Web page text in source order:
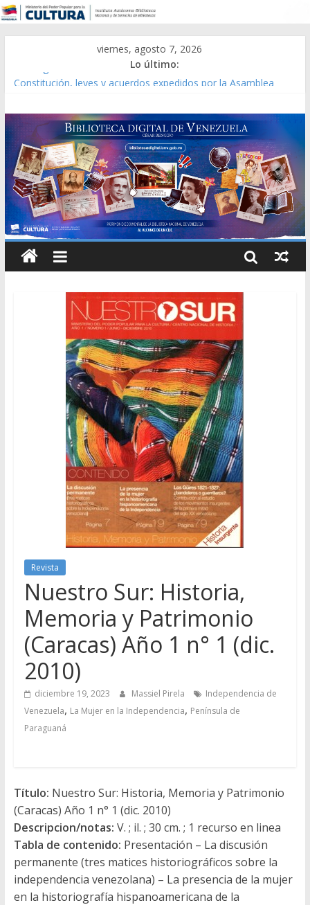
viernes, agosto 7, 2026
Lo último:
Catálogo temático de obras de Modesta Bor
Una Parálisis [material gráfico]
Modesta Bor Sánchez [material gráfico]
Gaceta Oficial de la República de Venezuela año CXXXIII Mes V,
Caracas 09 de marzo de 2006 N° 38.394
Revista
Nuestro Sur: Historia,
Memoria y Patrimonio
(Caracas) Año 1 n° 1 (dic.
2010)
diciembre 19, 2023 Massiel Pirela
Independencia de
Venezuela, La Mujer en la Independencia, Península de
Paraguaná
Título: Nuestro Sur: Historia, Memoria y Patrimonio
(Caracas) Año 1 n° 1 (dic. 2010)
Descripcion/notas: V. ; il. ; 30 cm. ; 1 recurso en linea
Tabla de contenido: Presentación – La discusión
permanente (tres matices historiográficos sobre la
independencia venezolana) – La presencia de la mujer
en la historiografía hispanoamericana de la